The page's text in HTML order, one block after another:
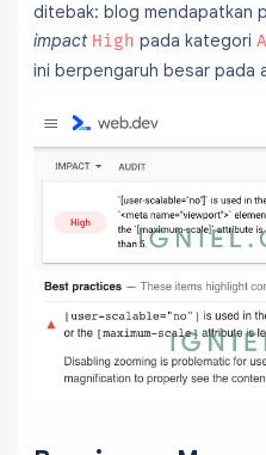
ditebak: blog mendapatkan
impact High pada kategori
ini berpengaruh besar pada